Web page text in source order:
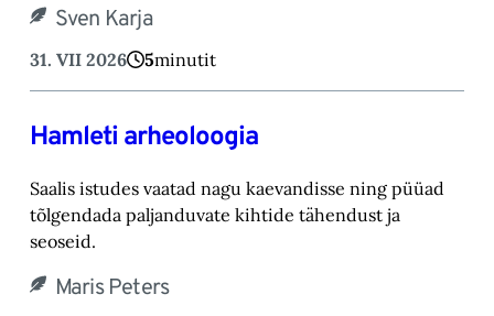
Sven Karja
31. VII 2026 5minutit
Hamleti arheoloogia
Saalis istudes vaatad nagu kaevandisse ning püüad
tõlgendada paljanduvate kihtide tähendust ja
seoseid.
Maris Peters